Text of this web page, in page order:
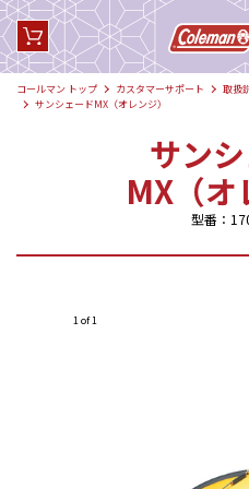
コールマン トップ カスタマーサポート 取扱
サンシェードMX（オレンジ）
サン
MX（オ
型番：
1 of 1